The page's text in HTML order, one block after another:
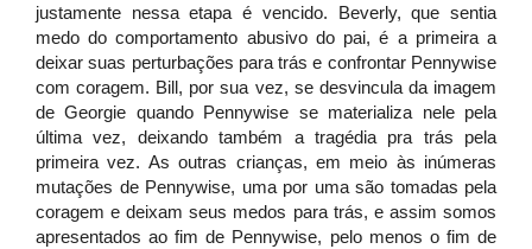
justamente nessa etapa é vencido. Beverly, que sentia
medo do comportamento abusivo do pai, é a primeira a
deixar suas perturbações para trás e confrontar Pennywise
com coragem. Bill, por sua vez, se desvincula da imagem
de Georgie quando Pennywise se materializa nele pela
última vez, deixando também a tragédia pra trás pela
primeira vez. As outras crianças, em meio às inúmeras
mutações de Pennywise, uma por uma são tomadas pela
coragem e deixam seus medos para trás, e assim somos
apresentados ao fim de Pennywise, pelo menos o fim de